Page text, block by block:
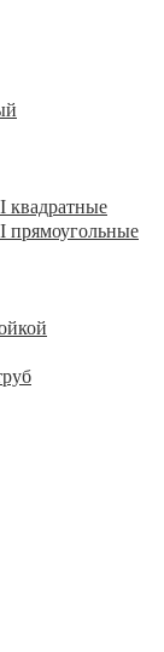
квадратные
прямоугольные